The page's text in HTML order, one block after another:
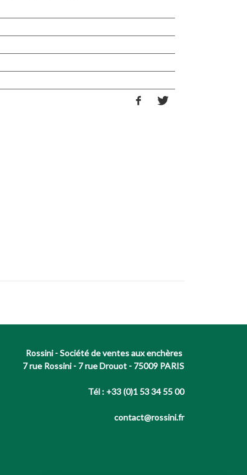
Rossini - Société de ventes aux enchères
7 rue Rossini - 7 rue Drouot - 75009 PARIS
Tél : +33 (0)1 53 34 55 00
contact@rossini.fr